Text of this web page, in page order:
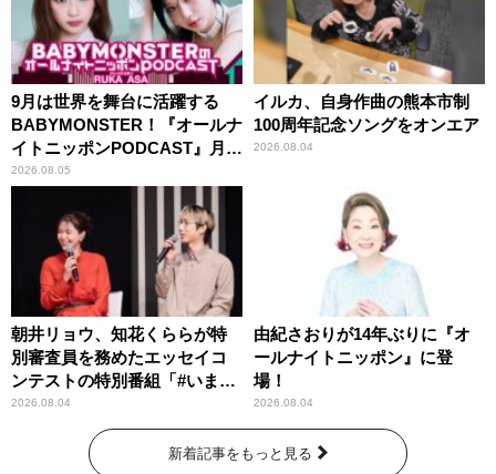
9月は世界を舞台に活躍する
BABYMONSTER！『オールナ
イトニッポンPODCAST』月替
わりパーソナリティ
2026.08.05
イルカ、自身作曲の熊本市制
100周年記念ソングをオンエア
2026.08.04
朝井リョウ、知花くららが特
別審査員を務めたエッセイコ
ンテストの特別番組「#いまあ
なたに伝えたいこと」
2026.08.04
由紀さおりが14年ぶりに『オ
ールナイトニッポン』に登
場！
2026.08.04
新着記事をもっと見る